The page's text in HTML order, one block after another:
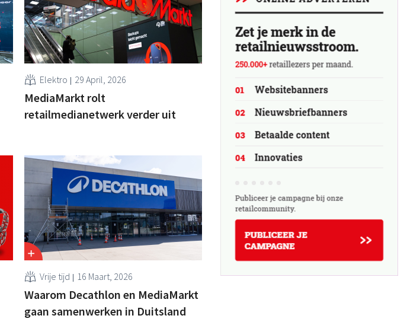
Elektro 29 April, 2026
MediaMarkt rolt
retailmedianetwerk verder uit
Vrije tijd 16 Maart, 2026
Waarom Decathlon en MediaMarkt
gaan samenwerken in Duitsland